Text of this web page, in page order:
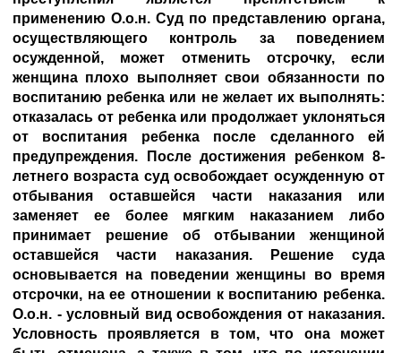
применению О.о.н. Суд по представлению органа,
осуществляющего контроль за поведением
осужденной, может отменить отсрочку, если
женщина плохо выполняет свои обязанности по
воспитанию ребенка или не желает их выполнять:
отказалась от ребенка или продолжает уклоняться
от воспитания ребенка после сделанного ей
предупреждения. После достижения ребенком 8-
летнего возраста суд освобождает осужденную от
отбывания оставшейся части наказания или
заменяет ее более мягким наказанием либо
принимает решение об отбывании женщиной
оставшейся части наказания. Решение суда
основывается на поведении женщины во время
отсрочки, на ее отношении к воспитанию ребенка.
О.о.н. - условный вид освобождения от наказания.
Условность проявляется в том, что она может